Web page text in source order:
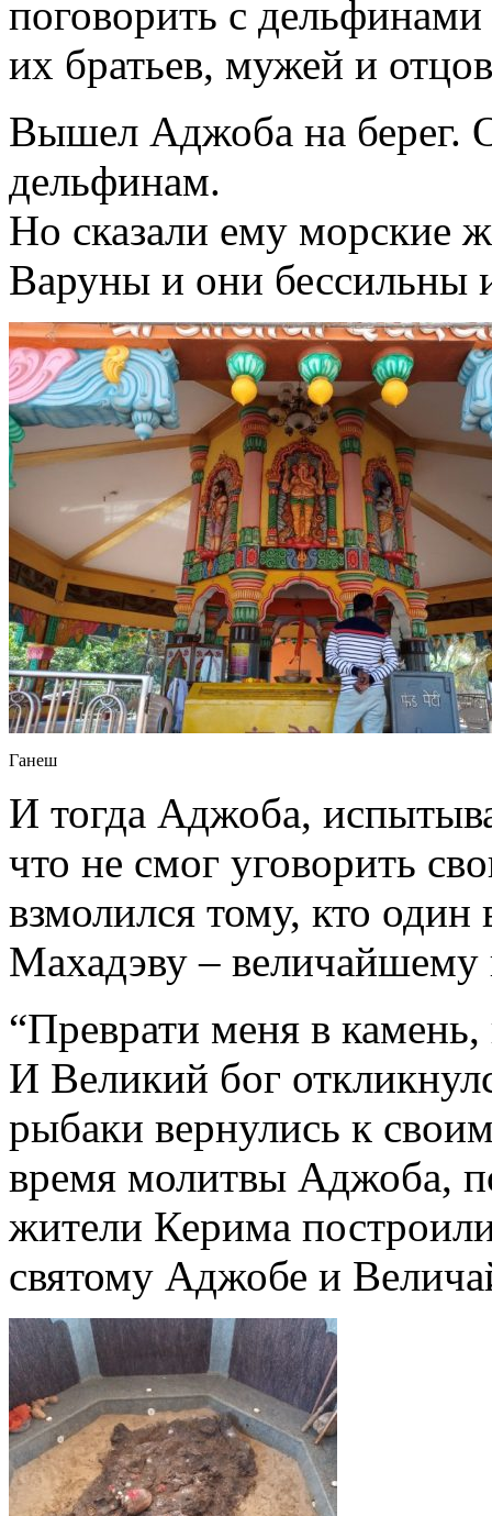
поговорить с
их братьев, мужей и
Вышел Аджоба на берег.
дельфинам.
Но сказали ему морские
Варуны и они бессильны
Ганеш
И тогда Аджоба,
что не смог уговорить
взмолился тому, кто
Махадэву – величайшему
“Преврати меня в
И Великий бог
рыбаки вернулись к
время молитвы Аджоба,
жители Керима
святому Аджобе и